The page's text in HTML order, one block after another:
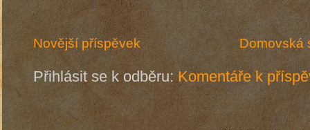
Novější příspěvek Domovská
Přihlásit se k odběru:Komentáře k